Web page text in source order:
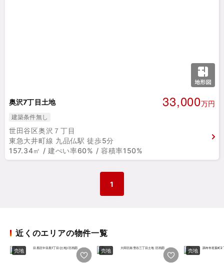
奥沢7丁目土地 33,000万円
建築条件無し
世田谷区奥沢７丁目
東急大井町線 九品仏駅 徒歩5分
157.34㎡ / 建ぺい率60% / 容積率150%
1
近くのエリアの物件一覧
売地 売地 売地